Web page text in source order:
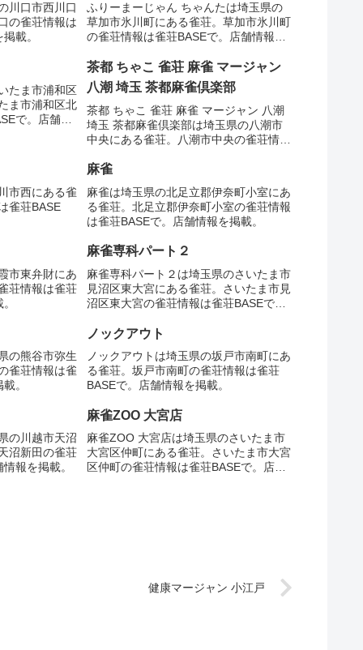
川口市西川口
の雀荘情報は
載。
ふりーまーじゃん ちゃんたは埼玉県の
草加市氷川町にある雀荘。草加市氷川町
の雀荘情報は雀荘BASEで。店舗情報を
たま市浦和区
ま市浦和区北
で。店舗情
茶都 ちゃこ 雀荘 麻雀 マージャン
八潮 埼玉 茶都麻雀倶楽部
茶都 ちゃこ 雀荘 麻雀 マージャン 八潮
埼玉 茶都麻雀倶楽部は埼玉県の八潮市
中央にある雀荘。八潮市中央の雀荘情報
市西にある雀
雀荘BASE
麻雀
麻雀は埼玉県の北足立郡伊奈町小室にあ
る雀荘。北足立郡伊奈町小室の雀荘情報
は雀荘BASEで。店舗情報を掲載。
市東弁財にあ
荘情報は雀荘
麻雀専科パート２
麻雀専科パート２は埼玉県のさいたま市
見沼区東大宮にある雀荘。さいたま市見
沼区東大宮の雀荘情報は雀荘BASEで。
の熊谷市弥生
雀荘情報は雀
。
ノックアウト
ノックアウトは埼玉県の坂戸市南町にあ
る雀荘。坂戸市南町の雀荘情報は雀荘
BASEで。店舗情報を掲載。
の川越市天沼
沼新田の雀荘
報を掲載。
麻雀ZOO 大宮店
麻雀ZOO 大宮店は埼玉県のさいたま市
大宮区仲町にある雀荘。さいたま市大宮
区仲町の雀荘情報は雀荘BASEで。店舗
健康マージャン 小江戸